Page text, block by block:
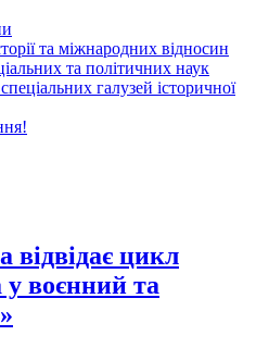
та міжнародних відносин
та політичних наук
галузей історичної
відвідає цикл
у воєнний та